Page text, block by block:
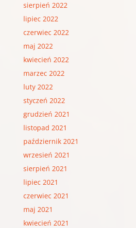
sierpień 2022
lipiec 2022
czerwiec 2022
maj 2022
kwiecień 2022
marzec 2022
luty 2022
styczeń 2022
grudzień 2021
listopad 2021
październik 2021
wrzesień 2021
sierpień 2021
lipiec 2021
czerwiec 2021
maj 2021
kwiecień 2021